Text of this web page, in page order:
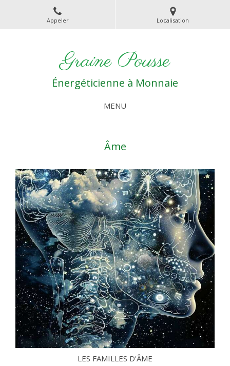
Appeler Localisation
Graine Pousse
Énergéticienne à Monnaie
MENU
Âme
LES FAMILLES D'ÂME